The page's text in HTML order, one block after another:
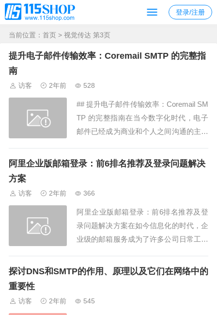
登录/注册
当前位置： 首页 > 视觉传达 第3页
提升电子邮件传输效率：Coremail SMTP 的完整指
南
访客 2年前 528
## 提升电子邮件传输效率：Coremail SM
TP 的完整指南在当今数字化时代，电子
邮件已经成为商业和个人之间沟通的主要
输，以及保障信息安全，企业需要可靠的
阿里企业版邮箱登录：前6排名推荐及登录问题解决
方案
访客 2年前 366
阿里企业版邮箱登录：前6排名推荐及登
录问题解决方案在如今信息化的时代，企
业级的邮箱服务成为了许多公司日常工作
内领先的企业邮箱服务之一，一直以来都
探讨DNS和SMTP的作用、原理以及它们在网络中的
重要性
访客 2年前 545